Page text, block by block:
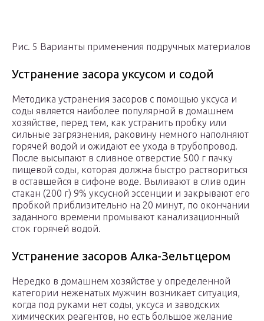
Рис. 5 Варианты применения подручных материалов
Устранение засора уксусом и содой
Методика устранения засоров с помощью уксуса и
соды является наиболее популярной в домашнем
хозяйстве, перед тем, как устранить пробку или
сильные загрязнения, раковину немного наполняют
горячей водой и ожидают ее ухода в трубопровод.
После высыпают в сливное отверстие 500 г пачку
пищевой соды, которая должна быстро раствориться
в оставшейся в сифоне воде. Выливают в слив один
стакан (200 г) 9% уксусной эссенции и закрывают его
пробкой приблизительно на 20 минут, по окончании
заданного времени промывают канализационный
сток горячей водой.
Устранение засоров Алка-Зельтцером
Нередко в домашнем хозяйстве у определенной
категории неженатых мужчин возникает ситуация,
когда под руками нет соды, уксуса и заводских
химических реагентов, но есть большое желание